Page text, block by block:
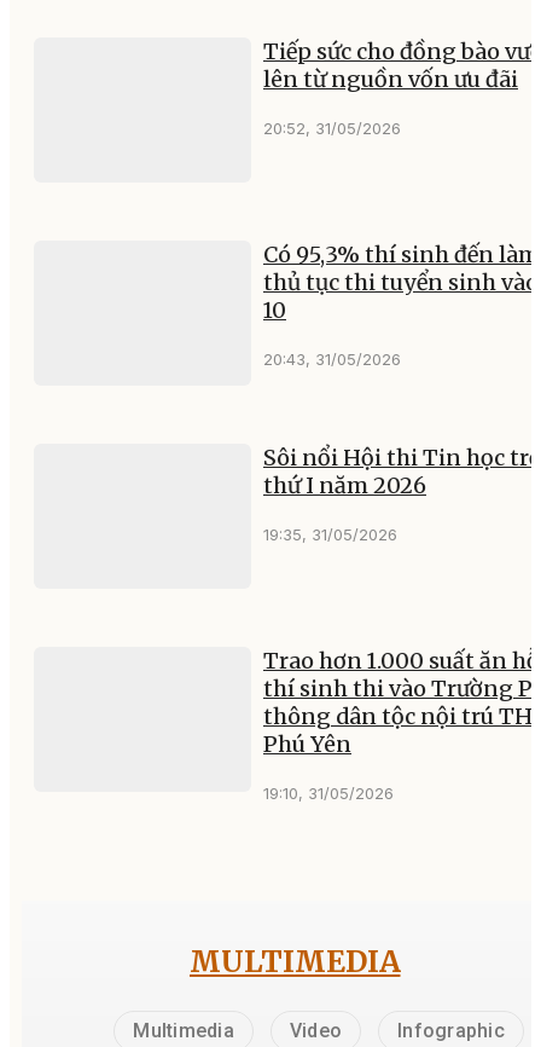
Tiếp sức cho đồng bào
lên từ nguồn vốn ưu đãi
20:52, 31/05/2026
Có 95,3% thí sinh đến làm
thủ tục thi tuyển sinh
10
20:43, 31/05/2026
Sôi nổi Hội thi Tin học
thứ I năm 2026
19:35, 31/05/2026
Trao hơn 1.000 suất ăn
thí sinh thi vào Trường
thông dân tộc nội trú
Phú Yên
19:10, 31/05/2026
MULTIMEDIA
Multimedia Video Infographic